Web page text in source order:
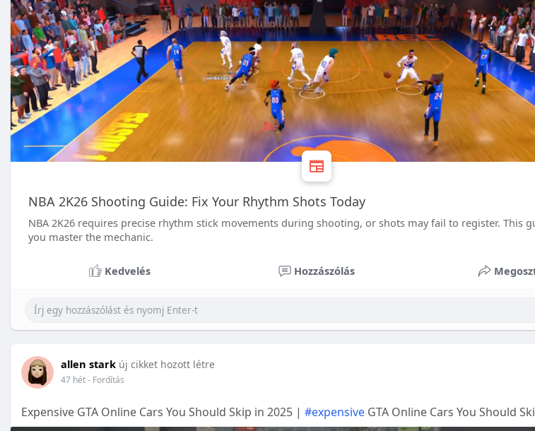
NBA 2K26 Shooting Guide: Fix Your Rhythm Shots Today
NBA 2K26 requires precise rhythm stick movements during shooting, or shots may fail to register. This
you master the mechanic.
Kedvelés Hozzászólás
allen stark új cikket hozott létre
47 hét- Fordítás
Expensive GTA Online Cars You Should Skip in 2025 | #expensive GTA Online Cars You Should